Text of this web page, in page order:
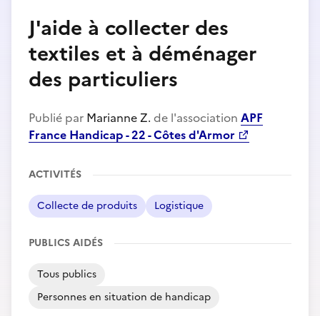
J'aide à collecter des
textiles et à déménager
des particuliers
Publié par Marianne Z. de l'association APF
France Handicap - 22 - Côtes d'Armor
ACTIVITÉS
Collecte de produits Logistique
PUBLICS AIDÉS
Tous publics
Personnes en situation de handicap